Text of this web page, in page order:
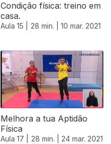
Condição física: treino em
casa.
Aula 15 | 28 min. | 10 mar. 2021
Melhora a tua Aptidão
Física
Aula 17 | 28 min. | 24 mar. 2021